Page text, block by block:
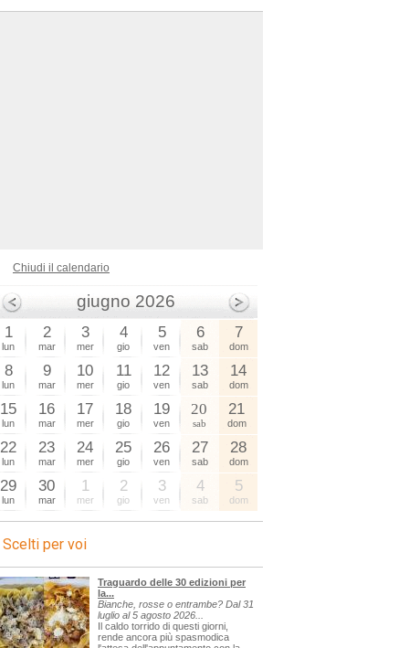
Chiudi il calendario
giugno 2026
1
lun
2
mar
3
mer
4
gio
5
ven
6
sab
7
dom
8
lun
9
mar
10
mer
11
gio
12
ven
13
sab
14
dom
15
lun
16
mar
17
mer
18
gio
19
ven
20
sab
21
dom
22
lun
23
mar
24
mer
25
gio
26
ven
27
sab
28
dom
29
lun
30
mar
1
mer
2
gio
3
ven
4
sab
5
dom
Scelti per voi
Traguardo delle 30 edizioni per
la...
Bianche, rosse o entrambe? Dal 31
luglio al 5 agosto 2026...
Il caldo torrido di questi giorni,
rende ancora più spasmodica